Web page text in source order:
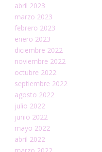
abril 2023
marzo 2023
febrero 2023
enero 2023
diciembre 2022
noviembre 2022
octubre 2022
septiembre 2022
agosto 2022
julio 2022
junio 2022
mayo 2022
abril 2022